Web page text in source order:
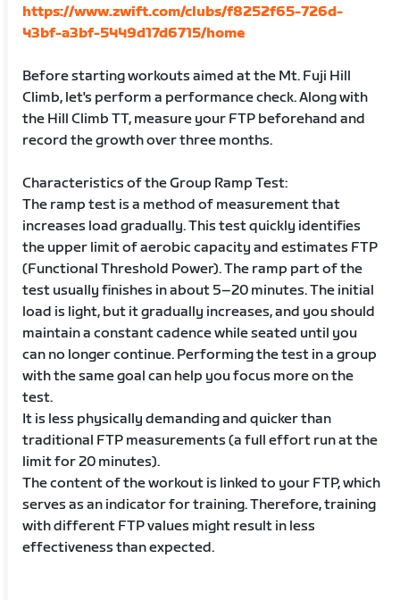
https://www.zwift.com/clubs/f8252f65-726d-
43bf-a3bf-5449d17d6715/home
Before starting workouts aimed at the Mt. Fuji Hill
Climb, let's perform a performance check. Along with
the Hill Climb TT, measure your FTP beforehand and
record the growth over three months.
Characteristics of the Group Ramp Test:
The ramp test is a method of measurement that
increases load gradually. This test quickly identifies
the upper limit of aerobic capacity and estimates FTP
(Functional Threshold Power). The ramp part of the
test usually finishes in about 5–20 minutes. The initial
load is light, but it gradually increases, and you should
maintain a constant cadence while seated until you
can no longer continue. Performing the test in a group
with the same goal can help you focus more on the
test.
It is less physically demanding and quicker than
traditional FTP measurements (a full effort run at the
limit for 20 minutes).
The content of the workout is linked to your FTP, which
serves as an indicator for training. Therefore, training
with different FTP values might result in less
effectiveness than expected.